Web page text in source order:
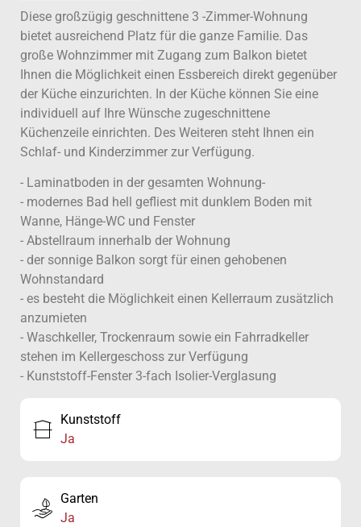
Diese großzügig geschnittene 3 -Zimmer-Wohnung
bietet ausreichend Platz für die ganze Familie. Das
große Wohnzimmer mit Zugang zum Balkon bietet
Ihnen die Möglichkeit einen Essbereich direkt gegenüber
der Küche einzurichten. In der Küche können Sie eine
individuell auf Ihre Wünsche zugeschnittene
Küchenzeile einrichten. Des Weiteren steht Ihnen ein
Schlaf- und Kinderzimmer zur Verfügung.
- Laminatboden in der gesamten Wohnung-
- modernes Bad hell gefliest mit dunklem Boden mit
Wanne, Hänge-WC und Fenster
- Abstellraum innerhalb der Wohnung
- der sonnige Balkon sorgt für einen gehobenen
Wohnstandard
- es besteht die Möglichkeit einen Kellerraum zusätzlich
anzumieten
- Waschkeller, Trockenraum sowie ein Fahrradkeller
stehen im Kellergeschoss zur Verfügung
- Kunststoff-Fenster 3-fach Isolier-Verglasung
Kunststoff
Ja
Garten
Ja